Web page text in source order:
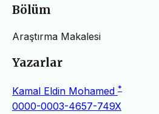
Bölüm
Araştırma Makalesi
Yazarlar
Kamal Eldin Mohamed *
0000-0003-4657-749X